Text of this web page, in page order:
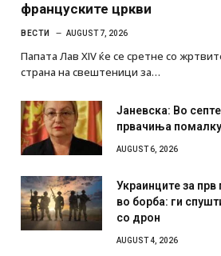
француските цркви
ВЕСТИ AUGUST 7, 2026
Папата Лав XIV ќе се сретне со
страна на свештеници за…
Јаневска: Во
првачиња
AUGUST 6, 2026
Украинците за прв
во борба: ги
со дрон
AUGUST 4, 2026